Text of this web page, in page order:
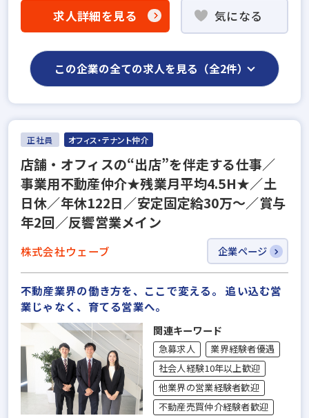
求人詳細を見る 気になる
この企業の全ての求人を見る（全2件）
正社員 オフィス・テナント仲介
店舗・オフィスの“出店”を伴走する仕事／
事業用不動産仲介★残業月平均4.5H★／土
日休／年休122日／安定固定給30万～／賞与
年2回／反響営業メイン
株式会社ウェーブ 企業ページ
不動産業界の働き方を、ここで変える。 追い込む営
業じゃなく、育てる営業へ。
関連キーワード
急募求人
業界経験者優遇
社会人経験10年以上歓迎
他業界の営業経験者歓迎
不動産売買仲介経験者歓迎